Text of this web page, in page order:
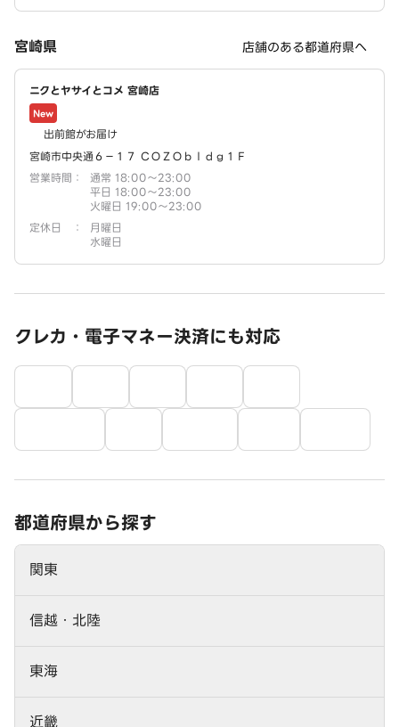
宮崎県 店舗のある都道府県へ
ニクとヤサイとコメ 宮崎店
New
出前館がお届け
宮崎市中央通６－１７ ＣＯＺＯｂｌｄｇ１Ｆ
営業時間 ：
通常 18:00～23:00
平日 18:00～23:00
火曜日 19:00～23:00
定休日
：
月曜日
水曜日
クレカ・電子マネー決済にも対応
都道府県から探す
関東
信越・北陸
東海
近畿